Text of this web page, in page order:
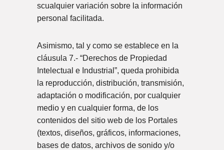
scualquier variación sobre la información
personal facilitada.
Asimismo, tal y como se establece en la
cláusula 7.- “Derechos de Propiedad
Intelectual e Industrial”, queda prohibida
la reproducción, distribución, transmisión,
adaptación o modificación, por cualquier
medio y en cualquier forma, de los
contenidos del sitio web de los Portales
(textos, diseños, gráficos, informaciones,
bases de datos, archivos de sonido y/o